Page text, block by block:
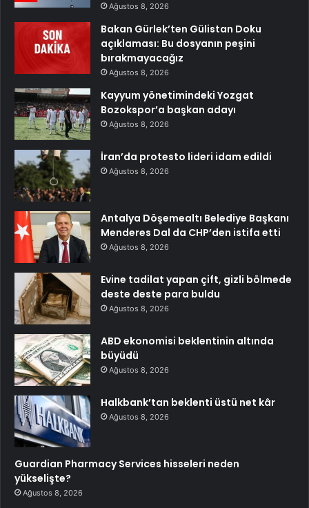
Ağustos 8, 2026
Bakan Gürlek’ten Gülistan Doku
açıklaması: Bu dosyanın peşini
bırakmayacağız
Ağustos 8, 2026
Kayyum yönetimindeki Yozgat
Bozokspor’a başkan adayı
Ağustos 8, 2026
İran’da protesto lideri idam edildi
Ağustos 8, 2026
Antalya Döşemealtı Belediye Başkanı
Menderes Dal da CHP’den istifa etti
Ağustos 8, 2026
Evine tadilat yapan çift, gizli bölmede
deste deste para buldu
Ağustos 8, 2026
ABD ekonomisi beklentinin altında
büyüdü
Ağustos 8, 2026
Halkbank’tan beklenti üstü net kâr
Ağustos 8, 2026
Guardian Pharmacy Services hisseleri neden
yükselişte?
Ağustos 8, 2026